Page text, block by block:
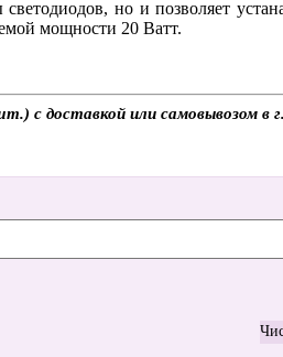
но и позволяет
мощности 20 Ватт.
с доставкой или самовывозом